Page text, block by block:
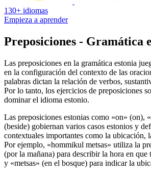
130+ idiomas
Empieza a aprender
Preposiciones - Gramática
Las preposiciones en la gramática estonia
en la configuración del contexto de las
palabras dictan la relación de verbos,
Por lo tanto, los ejercicios de preposiciones
dominar el idioma estonio.
Las preposiciones estonias como «on» (on),
(beside) gobiernan varios casos estonios y
contextuales importantes como la ubicación,
Por ejemplo, «hommikul metsas» utiliza la
(por la mañana) para describir la hora en que
y «metsas» (en el bosque) para indicar la